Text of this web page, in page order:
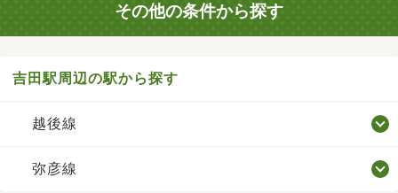
その他の条件から探す
吉田駅周辺の駅から探す
越後線
弥彦線